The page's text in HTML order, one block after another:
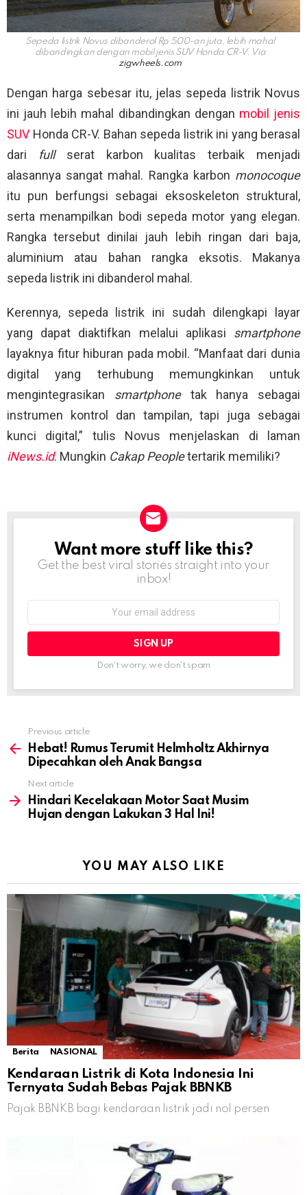
Sepeda listrik Novus dibanderol Rp 500-an juta, lebih mahal
dibandingkan dengan mobil jenis SUV Honda CR-V. Via
zigwheels.com
Dengan harga sebesar itu, jelas sepeda listrik Novus
ini jauh lebih mahal dibandingkan dengan mobil jenis
SUV Honda CR-V. Bahan sepeda listrik ini yang berasal
dari
fullserat karbon kualitas terbaik menjadi
alasannya sangat mahal. Rangka karbon monocoque
itu pun berfungsi sebagai eksoskeleton struktural,
serta menampilkan bodi sepeda motor yang elegan.
Rangka tersebut dinilai jauh lebih ringan dari baja,
aluminium atau bahan rangka eksotis. Makanya
sepeda listrik ini dibanderol mahal.
Kerennya, sepeda listrik ini sudah dilengkapi layar
yang dapat diaktifkan melalui aplikasi smartphone
layaknya fitur hiburan pada mobil. “Manfaat dari dunia
digital yang terhubung memungkinkan untuk
mengintegrasikan smartphonetak hanya sebagai
instrumen kontrol dan tampilan, tapi juga sebagai
kunci digital,” tulis Novus menjelaskan di laman
iNews.id. Mungkin Cakap Peopletertarik memiliki?
NEWSLETTER
Want more stuff like this?
Get the best viral stories straight into your
inbox!
Don't worry, we don't spam
more
Previous article
Hebat! Rumus Terumit Helmholtz Akhirnya
Dipecahkan oleh Anak Bangsa
Next article
Hindari Kecelakaan Motor Saat Musim
Hujan dengan Lakukan 3 Hal Ini!
YOU MAY ALSO LIKE
Berita NASIONAL
Kendaraan Listrik di Kota Indonesia Ini
Ternyata Sudah Bebas Pajak BBNKB
Pajak BBNKB bagi kendaraan listrik jadi nol persen